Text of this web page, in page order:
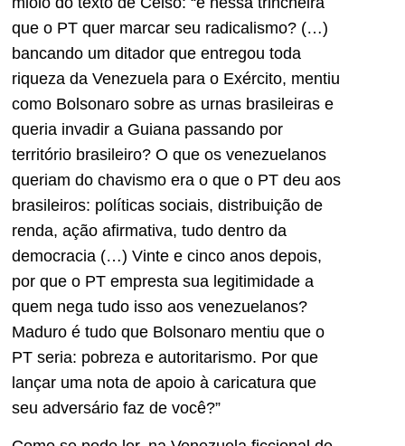
que o PT quer marcar seu radicalismo? (…)
bancando um ditador que entregou toda
riqueza da Venezuela para o Exército, mentiu
como Bolsonaro sobre as urnas brasileiras e
queria invadir a Guiana passando por
território brasileiro? O que os venezuelanos
queriam do chavismo era o que o PT deu aos
brasileiros: políticas sociais, distribuição de
renda, ação afirmativa, tudo dentro da
democracia (…) Vinte e cinco anos depois,
por que o PT empresta sua legitimidade a
quem nega tudo isso aos venezuelanos?
Maduro é tudo que Bolsonaro mentiu que o
PT seria: pobreza e autoritarismo. Por que
lançar uma nota de apoio à caricatura que
seu adversário faz de você?”